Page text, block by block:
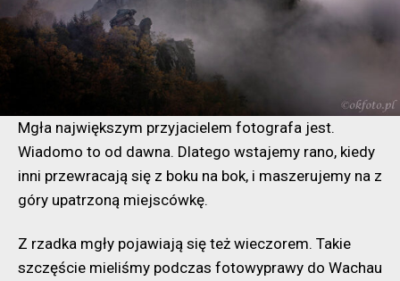
Mgła największym przyjacielem fotografa jest.
Wiadomo to od dawna. Dlatego wstajemy rano, kiedy
inni przewracają się z boku na bok, i maszerujemy na z
góry upatrzoną miejscówkę.
Z rzadka mgły pojawiają się też wieczorem. Takie
szczęście mieliśmy podczas fotowyprawy do Wachau